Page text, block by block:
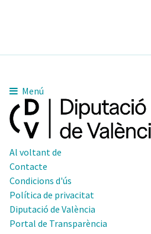
Menú
Al voltant de
Contacte
Condicions d'ús
Política de privacitat
Diputació de València
Portal de Transparència